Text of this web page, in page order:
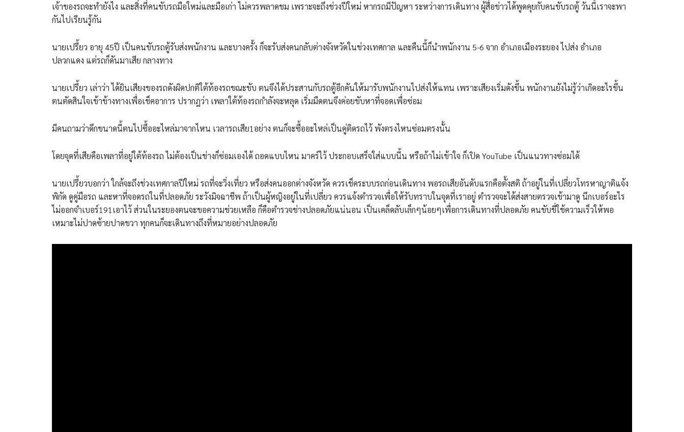
เจ้าของรถจะทำยังไง และสิ่งที่คนขับรถมือใหม่และมือเก่า ไม่ควรพลาดชม เพราะจะถึงช่วงปีใหม่ หากรถมีปัญหา ระหว่างการเดินทาง ผู้สื่อข่าวได้พูดคุยกับคนขับรถตู้ วันนี้เราจะพา
กันไปเรียนรู้กัน
นายเปรี้ยว อายุ 45ปี เป็นคนขับรถตู้รับส่งพนักงาน และบางครั้ง ก็จะรับส่งคนกลับต่างจังหวัดในช่วงเทศกาล และคืนนี้ก็นำพนักงาน 5-6 จาก อำเภอเมืองระยอง ไปส่ง อำเภอ
ปลวกแดง แต่รถก็ดันมาเสีย กลางทาง
นายเปรี้ยว เล่าว่า ได้ยินเสียงของรถดังผิดปกติใต้ท้องรถขณะขับ ตนจึงได้ประสานกับรถตู้อีกคันให้มารับพนักงานไปส่งให้แทน เพราะเสียงเริ่มดังขึ้น พนักงานยังไม่รู้ว่าเกิดอะไรขึ้น
ตนตัดสินใจเข้าข้างทางเพื่อเช็คอาการ ปรากฎว่า เพลาใต้ท้องรถกำลังจะหลุด เริ่มมืดตนจึงค่อยขับหาที่จอดเพื่อซ่อม
มีคนถามว่าดึกขนาดนี้ตนไปซื้ออะไหล่มาจากไหน เวลารถเสีย1อย่าง ตนก็จะซื้ออะไหล่เป็นคู่ติดรถไว้ พังตรงไหนซ่อมตรงนั้น
โดยจุดที่เสียคือเพลาที่อยู่ใต้ท้องรถ ไม่ต้องเป็นช่างก็ซ่อมเองได้ ถอดแบบไหน มาคร์ไว้ ประกอบเสร็จใส่แบบนี้น หรือถ้าไม่เข้าใจ ก็เปิด YouTube เป็นแนวทางซ่อมได้
นายเปรี้ยวบอกว่า ใกล้จะถึงช่วงเทศกาลปีใหม่ รถที่จะวิ่งเที่ยว หรือส่งคนออกต่างจังหวัด ควรเช็คระบบรถก่อนเดินทาง พอรถเสียอันดับแรกคือตั้งสติ ถ้าอยู่ในที่เปลี่ยวโทรหาญาติแจ้ง
พิกัด ดูคู่มือรถ และหาที่จอดรถในที่ปลอดภัย ระวังมิจฉาชีพ ถ้าเป็นผู้หญิงอยู่ในที่เปลี่ยว ควรแจ้งตำรวจเพื่อให้รับทราบในจุดที่เราอยู่ ตำรวจจะได้ส่งสายตรวจเข้ามาดู นึกเบอร์อะไร
ไม่ออกจำเบอร์191เอาไว้ ส่วนในระยองตนจะขอความช่วยเหลือ ก็คือตำรวจช่างปลอดภัยแน่นอน เป็นเคล็ดลับเล็กๆน้อยๆเพื่อการเดินทางที่ปลอดภัย คนขับขี่ใช้ความเร็วให้พอ
เหมาะไม่ปาดซ้ายปาดขวา ทุกคนก็จะเดินทางถึงที่หมายอย่างปลอดภัย